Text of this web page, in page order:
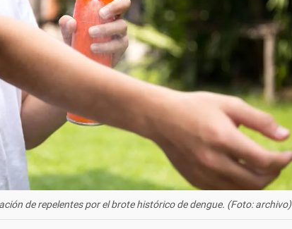
de repelentes por el brote histórico de dengue. (Foto: archivo)